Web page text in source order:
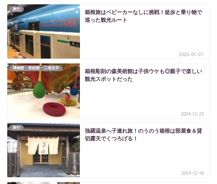
旅行
箱根旅はベビーカーなしに挑戦！徒歩と乗り物で
巡った観光ルート
2020-01-07
博物館・美術館・工場見学
箱根彫刻の森美術館は子供ウケも◎親子で楽しい
観光スポットだった
2019-12-23
旅行
強羅温泉へ子連れ旅！のうのう箱根は部屋食＆貸
切露天でくつろげる！
2019-12-18